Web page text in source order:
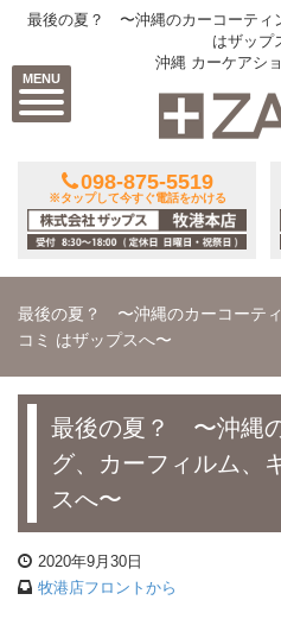
MENU
最後の夏？ 〜沖縄のカーコーティ
はザップ
沖縄 カーケアシ
098-875-5519
※タップして今すぐ電話をかける
最後の夏？ 〜沖縄のカーコーテ
コミ はザップスへ〜
最後の夏？ 〜沖縄
グ、カーフィルム、
スへ〜
2020年9月30日
牧港店フロントから